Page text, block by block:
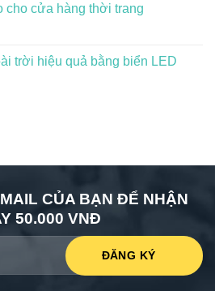
cho cửa hàng thời trang
trời hiệu quả bằng biển LED
CỦA BẠN ĐỂ NHẬN
50.000 VNĐ